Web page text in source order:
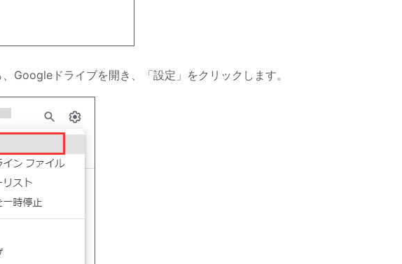
Googleドライブを開き、「設定」をクリックします。